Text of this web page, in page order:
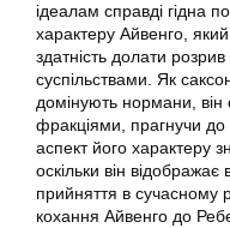
ідеалам справді гідна
характеру Айвенго,
здатність долати
суспільствами. Як
домінують нормани,
фракціями, прагнучи до
аспект його характеру
оскільки він відображає
прийняття в сучасному
кохання Айвенго до